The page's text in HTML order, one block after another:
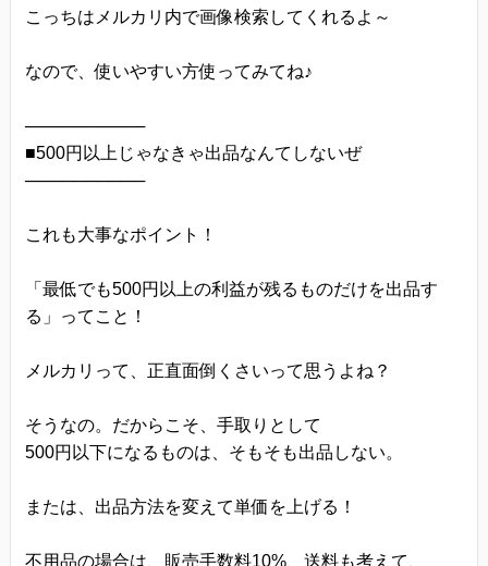
こっちはメルカリ内で画像検索してくれるよ～
なので、使いやすい方使ってみてね♪
──────────
■500円以上じゃなきゃ出品なんてしないぜ
──────────
これも大事なポイント！
「最低でも500円以上の利益が残るものだけを出品す
る」ってこと！
メルカリって、正直面倒くさいって思うよね？
そうなの。だからこそ、手取りとして
500円以下になるものは、そもそも出品しない。
または、出品方法を変えて単価を上げる！
不用品の場合は、販売手数料10%、送料も考えて、